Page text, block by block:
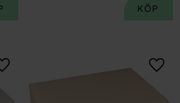
Lägg till i favoriter